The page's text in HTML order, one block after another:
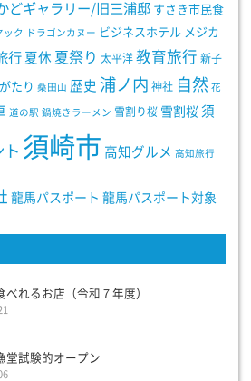
どギャラリー/旧三浦邸 すさき市民食
ック ドラゴンカヌー ビジネスホテル メジカ
行 夏休 夏祭り 太平洋 教育旅行 新子
たり 桑田山 歴史 浦ノ内 神社 自然 花
道の駅 鍋焼きラーメン 雪割り桜 雪割桜 須
ト 須崎市 高知グルメ 高知旅行
龍馬パスポート 龍馬パスポート対象
べれるお店（令和７年度）
堂試験的オープン